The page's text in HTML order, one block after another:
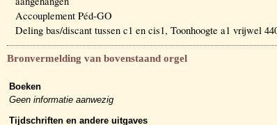
Accouplement Péd-GO
Deling bas/discant tussen c1 en cis1, Toonhoogte a1 vrijwel
Bronvermelding van bovenstaand orgel
Boeken
Geen informatie aanwezig
Tijdschriften en andere uitgaves